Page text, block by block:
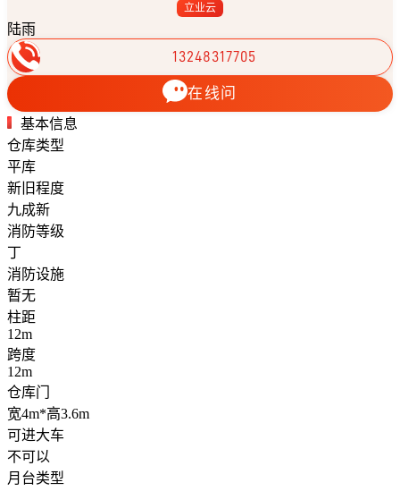
立业云
陆雨
13248317705
在线问
基本信息
仓库类型
平库
新旧程度
九成新
消防等级
丁
消防设施
暂无
柱距
12m
跨度
12m
仓库门
宽4m*高3.6m
可进大车
不可以
月台类型